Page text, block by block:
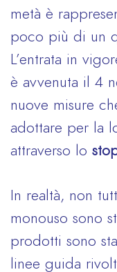
metà è
poco più di un
L’entrata in
è avvenuta il 4
nuove misure
adottare per la
attraverso lo
In realtà, non
monouso sono
prodotti sono
linee guida